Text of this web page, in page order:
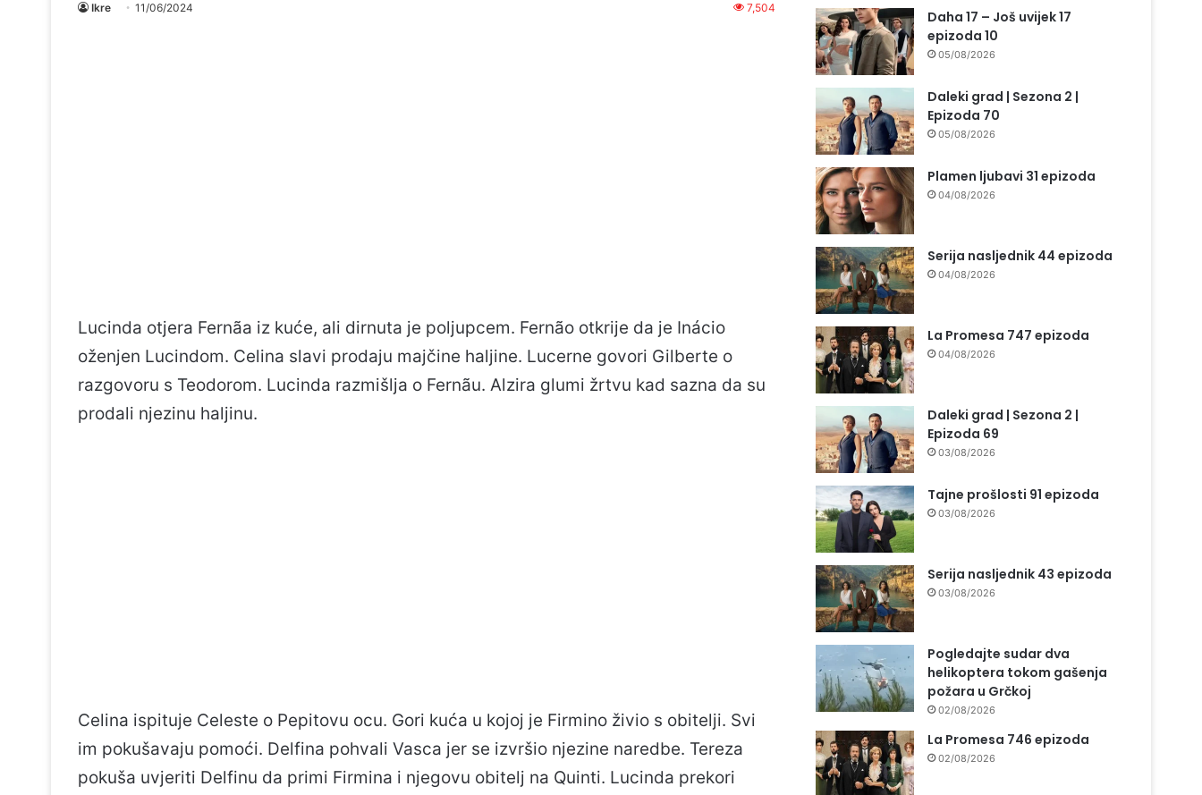
Ikre 11/06/2024 7,504
Lucinda otjera Fernãa iz kuće, ali dirnuta je poljupcem. Fernão otkrije da je Inácio
oženjen Lucindom. Celina slavi prodaju majčine haljine. Lucerne govori Gilberte o
razgovoru s Teodorom. Lucinda razmišlja o Fernãu. Alzira glumi žrtvu kad sazna da su
prodali njezinu haljinu.
Celina ispituje Celeste o Pepitovu ocu. Gori kuća u kojoj je Firmino živio s obitelji. Svi
im pokušavaju pomoći. Delfina pohvali Vasca jer se izvršio njezine naredbe. Tereza
pokuša uvjeriti Delfinu da primi Firmina i njegovu obitelj na Quinti. Lucinda prekori
Daha 17 – Još uvijek 17
epizoda 10
05/08/2026
Daleki grad | Sezona 2 |
Epizoda 70
05/08/2026
Plamen ljubavi 31 epizoda
04/08/2026
Serija nasljednik 44 epizoda
04/08/2026
La Promesa 747 epizoda
04/08/2026
Daleki grad | Sezona 2 |
Epizoda 69
03/08/2026
Tajne prošlosti 91 epizoda
03/08/2026
Serija nasljednik 43 epizoda
03/08/2026
Pogledajte sudar dva
helikoptera tokom gašenja
požara u Grčkoj
02/08/2026
La Promesa 746 epizoda
02/08/2026